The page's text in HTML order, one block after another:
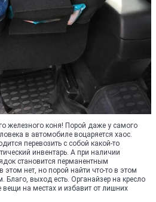
железного коня! Порой даже у самого
в автомобиле воцаряется хаос.
перевозить с собой какой-то
инвентарь. А при наличии
становится перманентным
этом нет, но порой найти что-то в этом
Благо, выход есть. Органайзер на кресло
на местах и избавит от лишних